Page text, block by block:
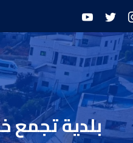
بلدية تجمع